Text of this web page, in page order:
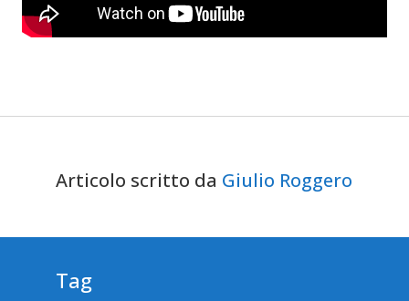
Articolo scritto da Giulio Roggero
Tag